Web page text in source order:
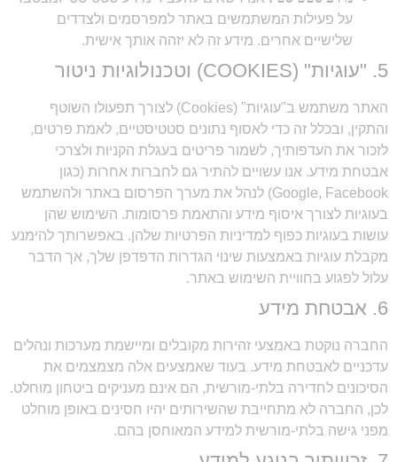
על פעילות המשתמשים באתר למפרסמים ולצדדים
שלישיים אחרים. מידע זה לא יזהה אותך אישית.
5. "עוגיות" (COOKIES) וטכנולוגיות ניטור
האתר משתמש ב"עוגיות" (Cookies) לצורך תפעולו השוטף
והתקין, ובכלל זה כדי לאסוף נתונים סטטיסטיים, לאמת פרטים,
לזכור את העדפותיך, לשמור פריטים בעגלת הקניות ולצרכי
אבטחת מידע. אנו עשויים להתיר גם לחברות אחרות (כגון
Google, Facebook) לנהל את מערך הפרסום באתר ולהשתמש
בעוגיות לצורך איסוף מידע והתאמת פרסומות. השימוש שהן
עושות בעוגיות כפוף למדיניות הפרטיות שלהן. באפשרותך להימנע
מקבלת עוגיות באמצעות שינוי הגדרות הדפדפן שלך, אך הדבר
עלול לפגוע בחוויית השימוש באתר.
6. אבטחת מידע
החברה נוקטת באמצעי זהירות מקובלים ומיישמת מערכות ונהלים
עדכניים לאבטחת מידע. בעוד שאמצעים אלה מצמצמים את
הסיכונים לחדירה בלתי-מורשית, הם אינם מעניקים ביטחון מוחלט.
לכן, החברה לא מתחייבת שהשירותים יהיו חסינים באופן מוחלט
מפני גישה בלתי-מורשית למידע המאוחסן בהם.